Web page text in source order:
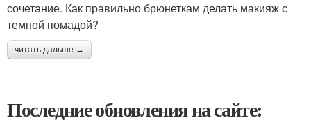
сочетание. Как правильно брюнеткам делать макияж с
темной помадой?
читать дальше →
Последние обновления на сайте: